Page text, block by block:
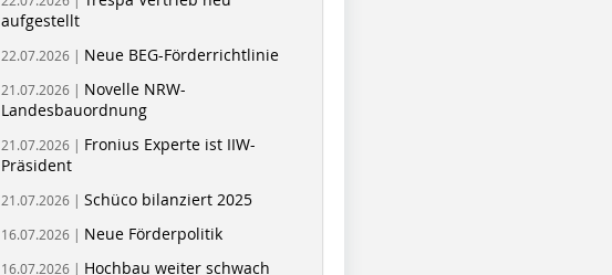
aufgestellt
22.07.2026 | Neue BEG-Förderrichtlinie
21.07.2026 | Novelle NRW-
Landesbauordnung
21.07.2026 | Fronius Experte ist IIW-
Präsident
21.07.2026 | Schüco bilanziert 2025
16.07.2026 | Neue Förderpolitik
16.07.2026 | Hochbau weiter schwach